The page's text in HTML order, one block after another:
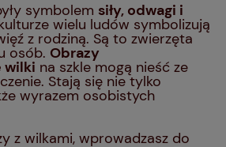
symbolem siły, odwagi i
wielu ludów symbolizują
z rodziną. Są to zwierzęta
osób. Obrazy
wilki na szkle mogą nieść ze
Stają się nie tylko
wyrazem osobistych
z wilkami, wprowadzasz do